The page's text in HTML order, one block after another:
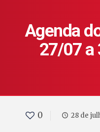
Agenda
27/07 a
0 28 de